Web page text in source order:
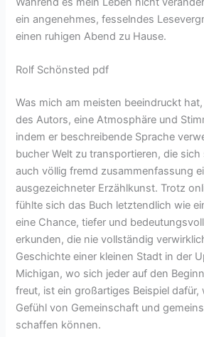
ein angenehmes, fesselndes
einen ruhigen Abend zu Hause.
Rolf Schönsted pdf
Was mich am meisten beeindruckt
des Autors, eine Atmosphäre und
indem er beschreibende Sprache
bucher Welt zu transportieren, die
auch völlig fremd zusammenfassung
ausgezeichneter Erzählkunst. Trotz
fühlte sich das Buch letztendlich wie
eine Chance, tiefer und
erkunden, die nie vollständig
Geschichte einer kleinen Stadt in der
Michigan, wo sich jeder auf den
freut, ist ein großartiges Beispiel dafür,
Gefühl von Gemeinschaft und
schaffen können.